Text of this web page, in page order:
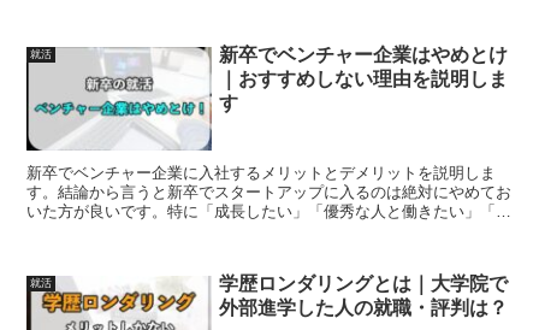
就活
新卒でベンチャー企業はやめとけ
｜おすすめしない理由を説明しま
す
新卒でベンチャー企業に入社するメリットとデメリットを説明しま
す。結論から言うと新卒でスタートアップに入るのは絶対にやめてお
いた方が良いです。特に「成長したい」「優秀な人と働きたい」「ス
就活
学歴ロンダリングとは｜大学院で
外部進学した人の就職・評判は？